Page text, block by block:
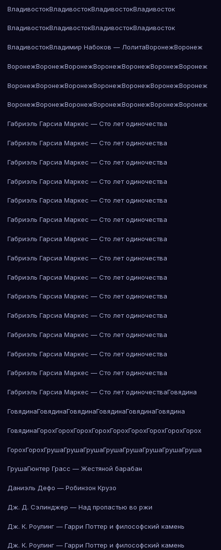
ВладивостокВладивостокВладивостокВладивосток
ВладивостокВладивостокВладивостокВладивосток
ВладивостокВладимир Набоков — ЛолитаВоронежВоронеж
ВоронежВоронежВоронежВоронежВоронежВоронежВоронеж
ВоронежВоронежВоронежВоронежВоронежВоронежВоронеж
ВоронежВоронежВоронежВоронежВоронежВоронежВоронеж
Габриэль Гарсиа Маркес — Сто лет одиночества
Габриэль Гарсиа Маркес — Сто лет одиночества
Габриэль Гарсиа Маркес — Сто лет одиночества
Габриэль Гарсиа Маркес — Сто лет одиночества
Габриэль Гарсиа Маркес — Сто лет одиночества
Габриэль Гарсиа Маркес — Сто лет одиночества
Габриэль Гарсиа Маркес — Сто лет одиночества
Габриэль Гарсиа Маркес — Сто лет одиночества
Габриэль Гарсиа Маркес — Сто лет одиночества
Габриэль Гарсиа Маркес — Сто лет одиночества
Габриэль Гарсиа Маркес — Сто лет одиночества
Габриэль Гарсиа Маркес — Сто лет одиночества
Габриэль Гарсиа Маркес — Сто лет одиночества
Габриэль Гарсиа Маркес — Сто лет одиночества
Габриэль Гарсиа Маркес — Сто лет одиночестваГовядина
ГовядинаГовядинаГовядинаГовядинаГовядинаГовядина
ГовядинаГорохГорохГорохГорохГорохГорохГорохГорохГорох
ГорохГорохГрушаГрушаГрушаГрушаГрушаГрушаГрушаГруша
ГрушаГюнтер Грасс — Жестяной барабан
Даниэль Дефо — Робинзон Крузо
Дж. Д. Сэлинджер — Над пропастью во ржи
Дж. К. Роулинг — Гарри Поттер и философский камень
Дж. К. Роулинг — Гарри Поттер и философский камень